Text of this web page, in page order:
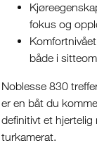
fokus og
både i
Noblesse 830
er en båt du
definitivt et hjertelig
turkamerat.